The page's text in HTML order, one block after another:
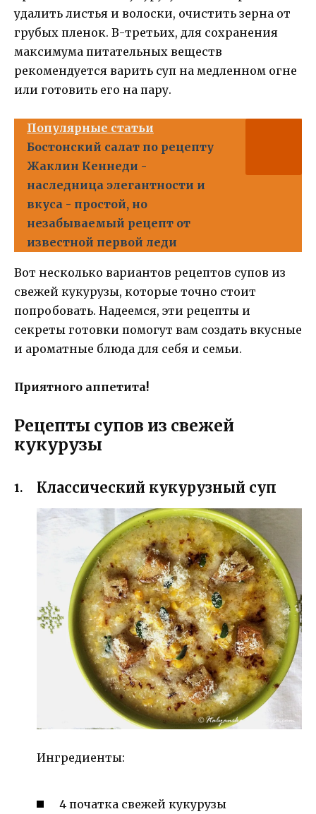
удалить листья и волоски, очистить зерна от
грубых пленок. В-третьих, для сохранения
максимума питательных веществ
рекомендуется варить суп на медленном огне
или готовить его на пару.
Популярные статьи
Бостонский салат по рецепту
Жаклин Кеннеди -
наследница элегантности и
вкуса - простой, но
незабываемый рецепт от
известной первой леди
Вот несколько вариантов рецептов супов из
свежей кукурузы, которые точно стоит
попробовать. Надеемся, эти рецепты и
секреты готовки помогут вам создать вкусные
и ароматные блюда для себя и семьи.
Приятного аппетита!
Рецепты супов из свежей
кукурузы
Классический кукурузный суп
Ингредиенты:
4 початка свежей кукурузы